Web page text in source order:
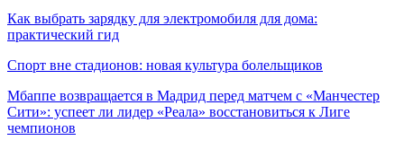
Как выбрать зарядку для электромобиля для дома:
практический гид
Спорт вне стадионов: новая культура болельщиков
Мбаппе возвращается в Мадрид перед матчем с «Манчестер
Сити»: успеет ли лидер «Реала» восстановиться к Лиге
чемпионов